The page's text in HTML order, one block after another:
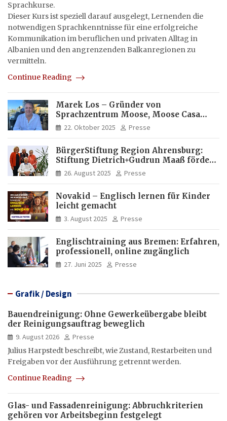
Sprachkurse.
Dieser Kurs ist speziell darauf ausgelegt, Lernenden die
notwendigen Sprachkenntnisse für eine erfolgreiche
Kommunikation im beruflichen und privaten Alltag in
Albanien und den angrenzenden Balkanregionen zu
vermitteln.
Continue Reading
Marek Los – Gründer von
Sprachzentrum Moose, Moose Casa
Italia und Apartamento Brasil |
22. Oktober 2025 Presse
BürgerStiftung Region Ahrensburg:
Stiftung Dietrich+Gudrun Maaß fördert
Deutschkenntnisse von Frauen
26. August 2025 Presse
Novakid – Englisch lernen für Kinder
leicht gemacht
3. August 2025 Presse
Englischtraining aus Bremen: Erfahren,
professionell, online zugänglich
27. Juni 2025 Presse
Grafik / Design
Bauendreinigung: Ohne Gewerkeübergabe bleibt
der Reinigungsauftrag beweglich
9. August 2026
Presse
Julius Harpstedt beschreibt, wie Zustand, Restarbeiten und
Freigaben vor der Ausführung getrennt werden.
Continue Reading
Glas- und Fassadenreinigung: Abbruchkriterien
gehören vor Arbeitsbeginn festgelegt